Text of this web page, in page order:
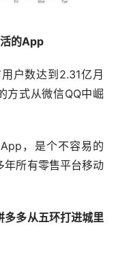
的App
户数达到2.31亿月
方式从微信QQ中崛
，是个不容易的
年所有零售平台移动
多从五环打进城里